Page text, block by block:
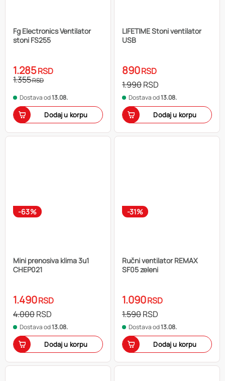
Fg Electronics Ventilator
stoni FS255
1.285RSD
1.355RSD
Dostava od13.08.
Dodaj u korpu
LIFETIME Stoni ventilator
USB
890RSD
1.990RSD
Dostava od13.08.
Dodaj u korpu
-63%
Mini prenosiva klima 3u1
CHEP021
1.490RSD
4.000RSD
Dostava od13.08.
Dodaj u korpu
-31%
Ručni ventilator REMAX
SF05 zeleni
1.090RSD
1.590RSD
Dostava od13.08.
Dodaj u korpu